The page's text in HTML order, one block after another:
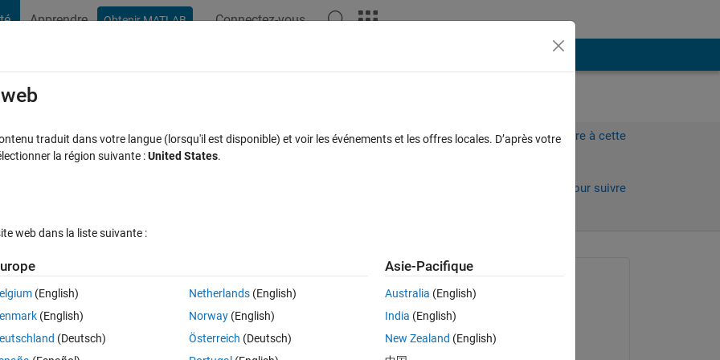
Apprendre Obtenir MATLAB Connectez-vous
lengths
Connectez-vous pour répondre à cette
Connectez-vous pour suivre
an issue that may be quite basic.
function on. These variables, however, have different lengths, such that
Ben Yang
le 12 Déc 2012
traduit dans votre langue (lorsqu'il est disponible) et voir les événements et les offres locales. D’après votre
la région suivante :United States.
web dans la liste suivante :
(English)
(English)
(Deutsch)
Netherlands(English)
Norway(English)
Österreich (Deutsch)
Asie-Pacifique
Australia (English)
India (English)
New Zealand (English)